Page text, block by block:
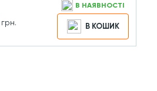
грн.
В НАЯВНОСТІ
В КОШИК